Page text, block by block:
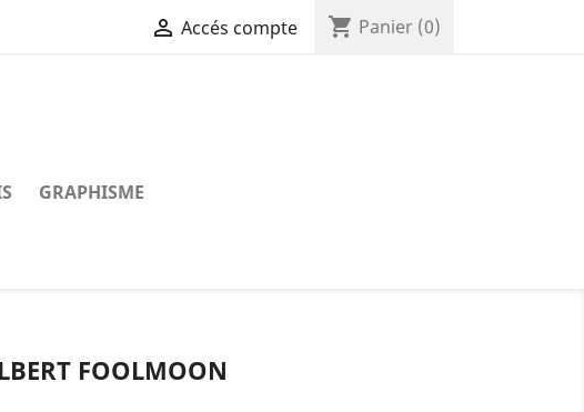
 Accés compte shopping_cart Panier (0)
GRAPHISME
FOOLMOON